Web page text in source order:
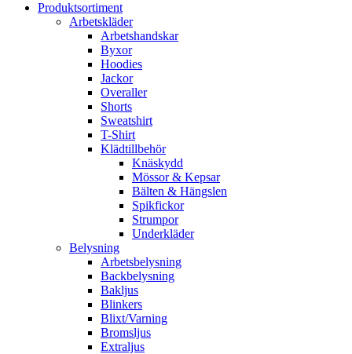
Produktsortiment
Arbetskläder
Arbetshandskar
Byxor
Hoodies
Jackor
Overaller
Shorts
Sweatshirt
T-Shirt
Klädtillbehör
Knäskydd
Mössor & Kepsar
Bälten & Hängslen
Spikfickor
Strumpor
Underkläder
Belysning
Arbetsbelysning
Backbelysning
Bakljus
Blinkers
Blixt/Varning
Bromsljus
Extraljus